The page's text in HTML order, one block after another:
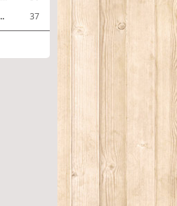
) サニーサイドアップ
37